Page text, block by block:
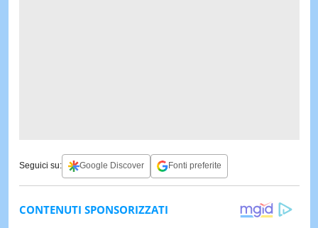
Seguici su: Google Discover Fonti preferite